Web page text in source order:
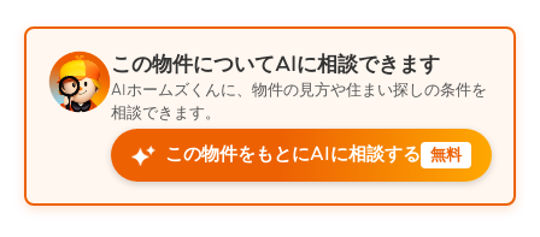
この物件についてAIに相談できます
AIホームズくんに、物件の見方や住まい探しの条件を
相談できます。
この物件をもとにAIに相談する 無料